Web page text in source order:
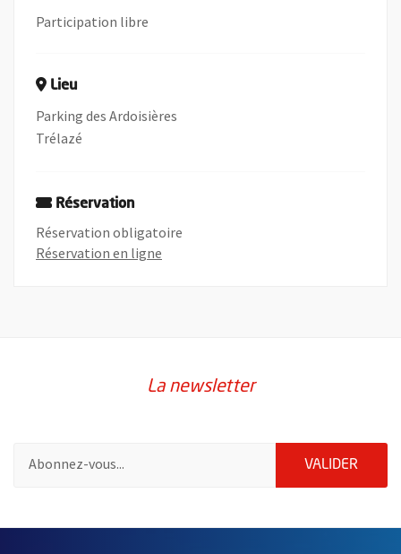
Participation libre
Lieu
Parking des Ardoisières
Trélazé
Réservation
Réservation obligatoire
Réservation en ligne
La newsletter
VALIDER